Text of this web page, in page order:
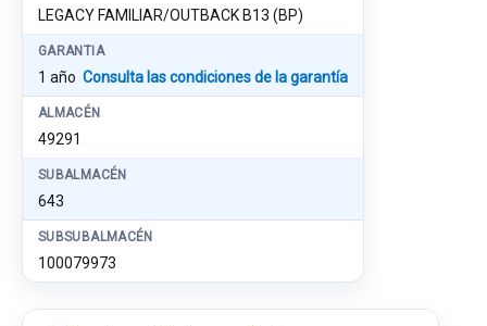
LEGACY FAMILIAR/OUTBACK B13 (BP)
GARANTIA
1 año Consulta las condiciones de la garantía
ALMACÉN
49291
SUBALMACÉN
643
SUBSUBALMACÉN
100079973